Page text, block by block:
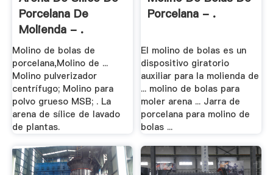
Porcelana De
Molienda - .
Molino de bolas de
porcelana,Molino de ...
Molino pulverizador
centrífugo; Molino para
polvo grueso MSB; . La
arena de sílice de lavado
de plantas.
Porcelana - .
El molino de bolas es un
dispositivo giratorio
auxiliar para la molienda de
... molino de bolas para
moler arena ... Jarra de
porcelana para molino de
bolas ...